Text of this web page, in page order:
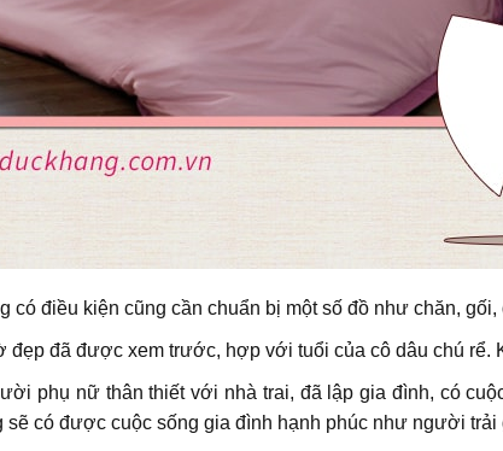
điều kiện cũng cần chuẩn bị một số đồ như chăn, gối,
đã được xem trước, hợp với tuổi của cô dâu chú rể.
phụ nữ thân thiết với nhà trai, đã lập gia đình, có
có được cuộc sống gia đình hạnh phúc như người